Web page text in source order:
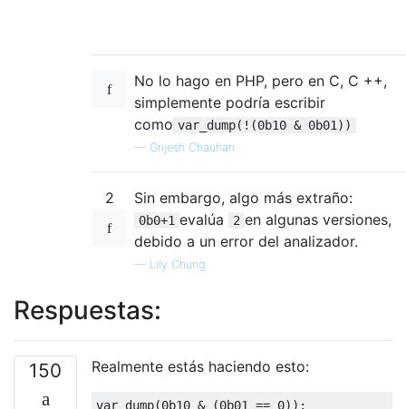
No lo hago en PHP, pero en C, C ++,
simplemente podría escribir
como var_dump(!(0b10 & 0b01))
— Grijesh Chauhan
2 Sin embargo, algo más extraño:
0b0+1 evalúa 2 en algunas versiones,
debido a un error del analizador.
— Lily Chung
Respuestas:
150 Realmente estás haciendo esto:
var_dump(0b10 & (0b01 == 0));